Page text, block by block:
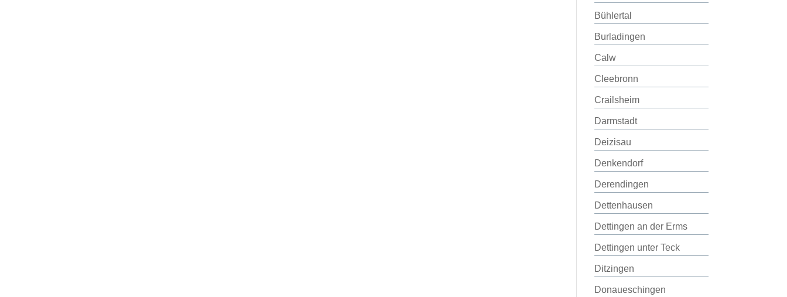
Bühlertal
Burladingen
Calw
Cleebronn
Crailsheim
Darmstadt
Deizisau
Denkendorf
Derendingen
Dettenhausen
Dettingen an der Erms
Dettingen unter Teck
Ditzingen
Donaueschingen